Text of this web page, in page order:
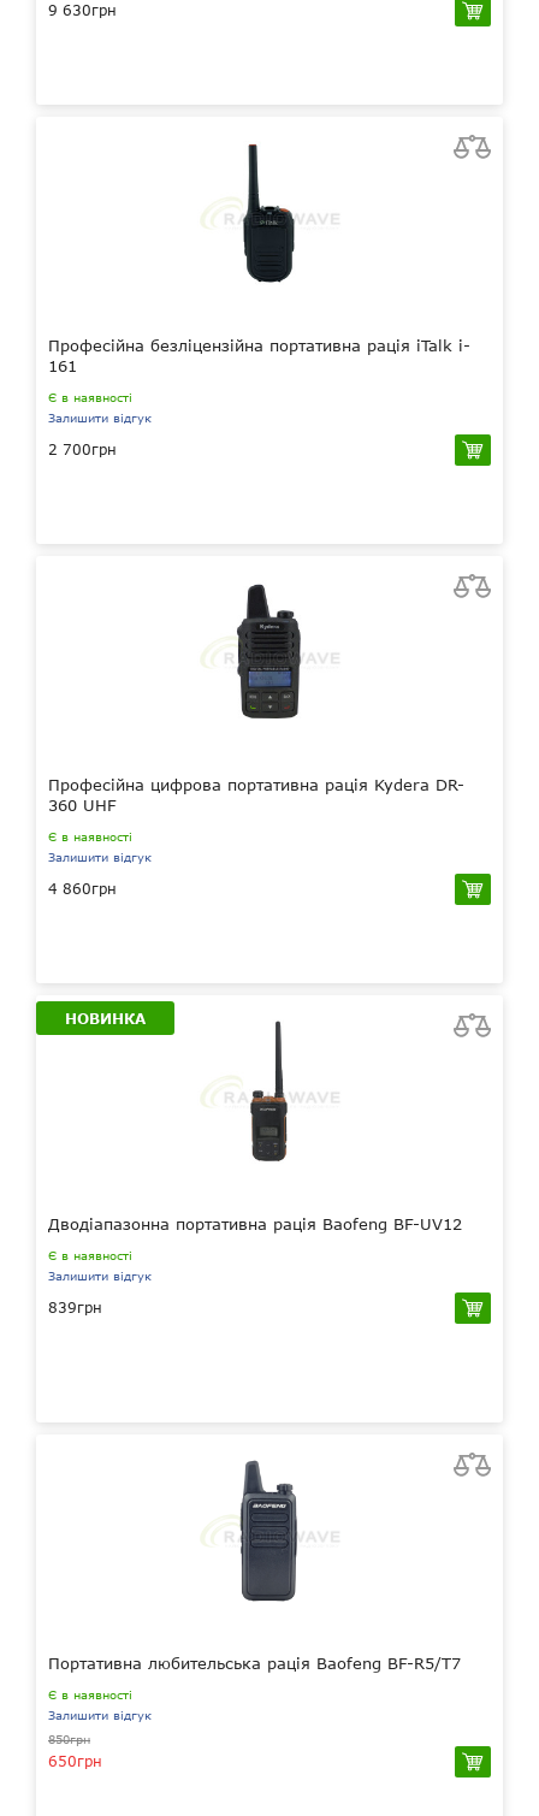
9 630грн
Професійна безліцензійна портативна рація iTalk i-
161
Є в наявності
Залишити відгук
2 700грн
Професійна цифрова портативна рація Kydera DR-
360 UHF
Є в наявності
Залишити відгук
4 860грн
Дводіапазонна портативна рація Baofeng BF-UV12
Є в наявності
Залишити відгук
НОВИНКА
839грн
Портативна любительська рація Baofeng BF-R5/T7
Є в наявності
Залишити відгук
850грн
650грн